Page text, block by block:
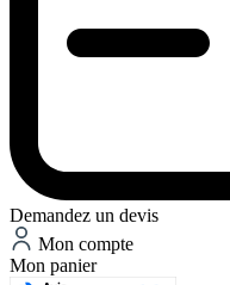
Demandez un devis
Mon compte
Mon panier